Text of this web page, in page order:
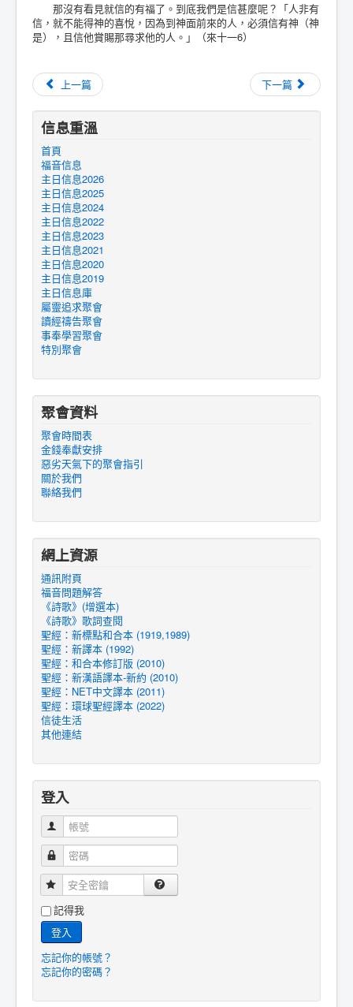
那沒有看見就信的有福了。到底我們是信甚麼呢？「人非有
信，就不能得神的喜悅，因為到神面前來的人，必須信有神（神
是），且信他賞賜那尋求他的人。」（來十一6）
上一篇 下一篇
信息重溫
首頁
福音信息
主日信息2026
主日信息2025
主日信息2024
主日信息2022
主日信息2023
主日信息2021
主日信息2020
主日信息2019
主日信息庫
屬靈追求聚會
讀經禱告聚會
事奉學習聚會
特別聚會
聚會資料
聚會時間表
金錢奉獻安排
惡劣天氣下的聚會指引
關於我們
聯絡我們
網上資源
通訊附頁
福音問題解答
《詩歌》(增選本)
《詩歌》歌詞查閱
聖經：新標點和合本 (1919,1989)
聖經：新譯本 (1992)
聖經：和合本修訂版 (2010)
聖經：新漢語譯本-新約 (2010)
聖經：NET中文譯本 (2011)
聖經：環球聖經譯本 (2022)
信徒生活
其他連結
登入
帳號
密碼
安全密鑰
記得我
登入
忘記你的帳號？
忘記你的密碼？